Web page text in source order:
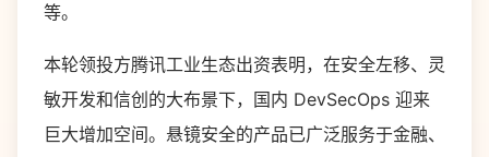
等。
本轮领投方腾讯工业生态出资表明，在安全左移、灵
敏开发和信创的大布景下，国内 DevSecOps 迎来
巨大增加空间。悬镜安全的产品已广泛服务于金融、